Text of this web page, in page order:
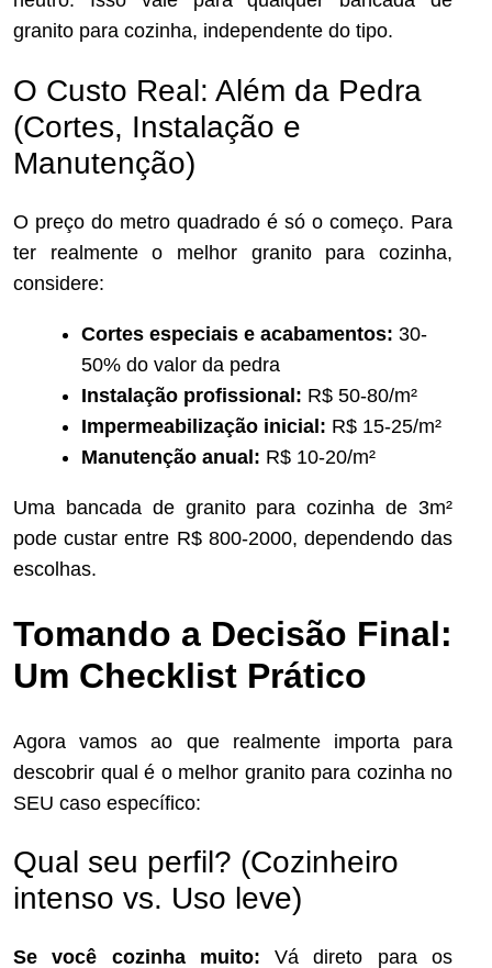
granito para cozinha, independente do tipo.
O Custo Real: Além da Pedra
(Cortes, Instalação e
Manutenção)
O preço do metro quadrado é só o começo. Para
ter realmente o melhor granito para cozinha,
considere:
Cortes especiais e acabamentos: 30-
50% do valor da pedra
Instalação profissional: R$ 50-80/m²
Impermeabilização inicial: R$ 15-25/m²
Manutenção anual: R$ 10-20/m²
Uma bancada de granito para cozinha de 3m²
pode custar entre R$ 800-2000, dependendo das
escolhas.
Tomando a Decisão Final:
Um Checklist Prático
Agora vamos ao que realmente importa para
descobrir qual é o melhor granito para cozinha no
SEU caso específico:
Qual seu perfil? (Cozinheiro
intenso vs. Uso leve)
Se você cozinha muito: Vá direto para os